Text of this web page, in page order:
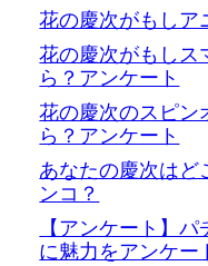
花の慶次がもしア
花の慶次がもしス
ら？アンケート
花の慶次のスピン
ら？アンケート
あなたの慶次はど
ンコ？
【アンケート】
に魅力をアンケー